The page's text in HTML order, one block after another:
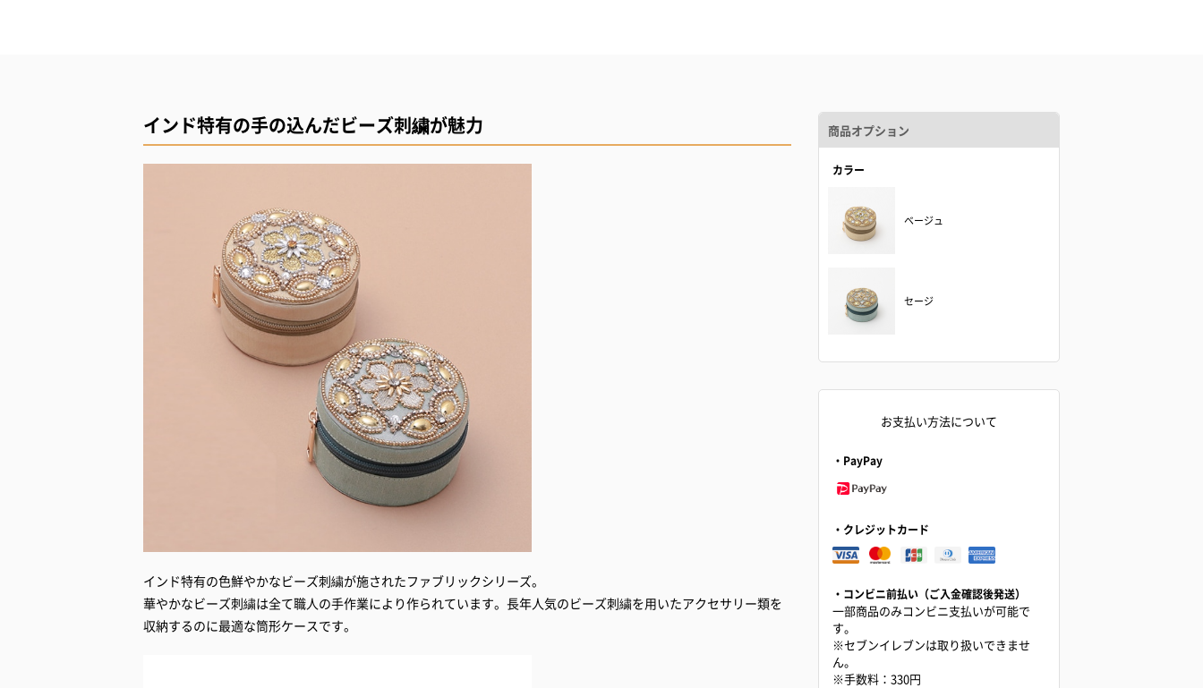
インド特有の手の込んだビーズ刺繍が魅力
インド特有の色鮮やかなビーズ刺繍が施されたファブリックシリーズ。
華やかなビーズ刺繍は全て職人の手作業により作られています。長年人気のビーズ刺繍を用いたアクセサリー類を
収納するのに最適な筒形ケースです。
商品オプション
カラー
ベージュ
セージ
お支払い方法について
・PayPay
・クレジットカード
・コンビニ前払い（ご入金確認後発送）
一部商品のみコンビニ支払いが可能で
す。
※セブンイレブンは取り扱いできませ
ん。
※手数料：330円